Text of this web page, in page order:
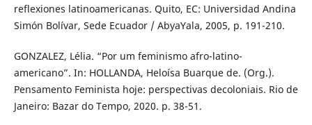
reflexiones latinoamericanas. Quito, EC: Universidad Andina
Simón Bolívar, Sede Ecuador / AbyaYala, 2005, p. 191-210.
GONZALEZ, Lélia. “Por um feminismo afro-latino-
americano”. In: HOLLANDA, Heloísa Buarque de. (Org.).
Pensamento Feminista hoje: perspectivas decoloniais. Rio de
Janeiro: Bazar do Tempo, 2020. p. 38-51.